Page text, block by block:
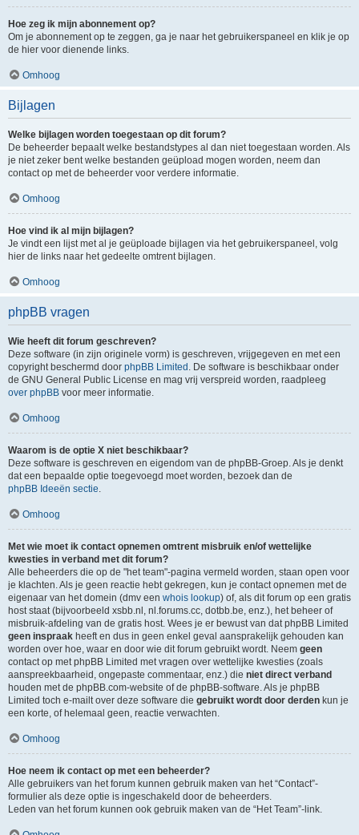
Hoe zeg ik mijn abonnement op?
Om je abonnement op te zeggen, ga je naar het gebruikerspaneel en klik je op
de hier voor dienende links.
Omhoog
Bijlagen
Welke bijlagen worden toegestaan op dit forum?
De beheerder bepaalt welke bestandstypes al dan niet toegestaan worden. Als
je niet zeker bent welke bestanden geüpload mogen worden, neem dan
contact op met de beheerder voor verdere informatie.
Omhoog
Hoe vind ik al mijn bijlagen?
Je vindt een lijst met al je geüploade bijlagen via het gebruikerspaneel, volg
hier de links naar het gedeelte omtrent bijlagen.
Omhoog
phpBB vragen
Wie heeft dit forum geschreven?
Deze software (in zijn originele vorm) is geschreven, vrijgegeven en met een
copyright beschermd door phpBB Limited . De software is beschikbaar onder
de GNU General Public License en mag vrij verspreid worden, raadpleeg
over phpBB voor meer informatie.
Omhoog
Waarom is de optie X niet beschikbaar?
Deze software is geschreven en eigendom van de phpBB-Groep. Als je denkt
dat een bepaalde optie toegevoegd moet worden, bezoek dan de
phpBB Ideeën sectie.
Omhoog
Met wie moet ik contact opnemen omtrent misbruik en/of wettelijke
kwesties in verband met dit forum?
Alle beheerders die op de "het team"-pagina vermeld worden, staan open voor
je klachten. Als je geen reactie hebt gekregen, kun je contact opnemen met de
eigenaar van het domein (dmv een whois lookup) of, als dit forum op een gratis
host staat (bijvoorbeeld xsbb.nl, nl.forums.cc, dotbb.be, enz.), het beheer of
misbruik-afdeling van de gratis host. Wees je er bewust van dat phpBB Limited
geen inspraak heeft en dus in geen enkel geval aansprakelijk gehouden kan
worden over hoe, waar en door wie dit forum gebruikt wordt. Neem geen
contact op met phpBB Limited met vragen over wettelijke kwesties (zoals
aanspreekbaarheid, ongepaste commentaar, enz.) die niet direct verband
houden met de phpBB.com-website of de phpBB-software. Als je phpBB
Limited toch e-mailt over deze software die gebruikt wordt door derden kun je
een korte, of helemaal geen, reactie verwachten.
Omhoog
Hoe neem ik contact op met een beheerder?
Alle gebruikers van het forum kunnen gebruik maken van het “Contact”-
formulier als deze optie is ingeschakeld door de beheerders.
Leden van het forum kunnen ook gebruik maken van de “Het Team”-link.